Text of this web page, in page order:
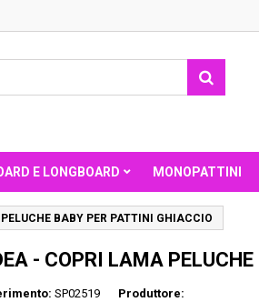
E LONGBOARD MONOPATTINI
BABY PER PATTINI GHIACCIO
- COPRI LAMA
SP02519 Produttore: